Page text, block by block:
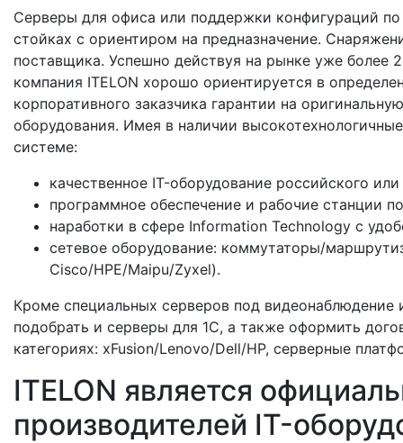
Серверы для офиса или поддержки конфигураций
стойках с ориентиром на предназначение.
поставщика. Успешно действуя на рынке уже более
компания ITELON хорошо ориентируется в
корпоративного заказчика гарантии на
оборудования. Имея в наличии
системе:
качественное IT-оборудование российского
программное обеспечение и рабочие станции
наработки в сфере Information Technology с
сетевое оборудование: коммутаторы/
Cisco/HPE/Maipu/Zyxel).
Кроме специальных серверов под
подобрать и серверы для 1С, а также оформить
категориях: xFusion/Lenovo/Dell/HP, серверные
ITELON является
производителей IT-